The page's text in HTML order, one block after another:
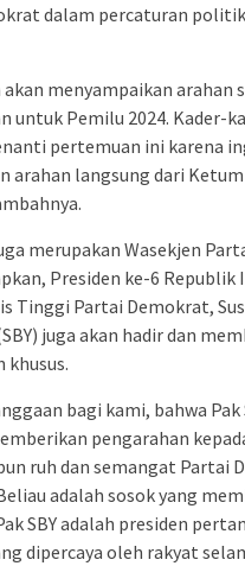
dalam percaturan
akan menyampaikan arahan
untuk Pemilu 2024. Kader-
pertemuan ini karena
arahan langsung dari
merupakan Wasekjen
Presiden ke-6 Republik
Tinggi Partai Demokrat,
juga akan hadir dan
khusus.
bagi kami, bahwa Pak
pengarahan
ruh dan semangat Partai
adalah sosok yang
SBY adalah presiden
dipercaya oleh rakyat